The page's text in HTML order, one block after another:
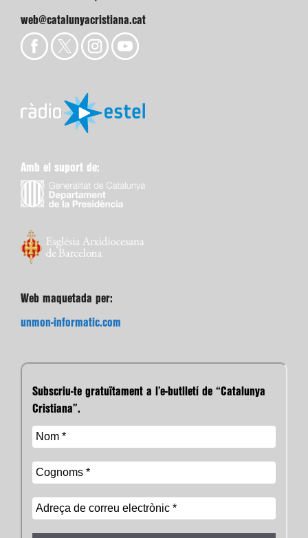
web@catalunyacristiana.cat
Amb el suport de:
Web maquetada per:
unmon-informatic.com
Subscriu-te gratuïtament a l’e-butlletí de “Catalunya
Cristiana”.